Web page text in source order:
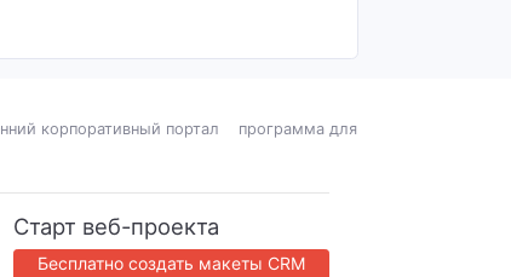
корпоративный портал
программа для
Старт веб-проекта
Бесплатно создать макеты CRM